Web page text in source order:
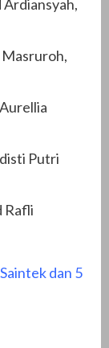
Ardiansyah,
Masruroh,
Putri
Rafli
dan 5